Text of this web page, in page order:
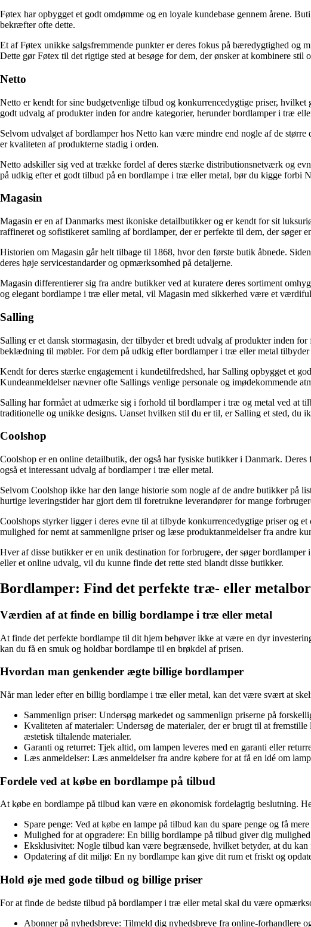
Føtex har opbygget et godt omdømme og en loyale kundebase gennem årene.
bekræfter ofte dette.
Et af Føtex unikke salgsfremmende punkter er deres fokus på bæredygtighed og
Dette gør Føtex til det rigtige sted at besøge for dem, der ønsker at kombinere stil
Netto
Netto er kendt for sine budgetvenlige tilbud og konkurrencedygtige priser,
godt udvalg af produkter inden for andre kategorier, herunder bordlamper i træ
Selvom udvalget af bordlamper hos Netto kan være mindre end nogle af de
er kvaliteten af produkterne stadig i orden.
Netto adskiller sig ved at trække fordel af deres stærke distributionsnetværk og
på udkig efter et godt tilbud på en bordlampe i træ eller metal, bør du kigge forbi
Magasin
Magasin er en af Danmarks mest ikoniske detailbutikker og er kendt for sit
raffineret og sofistikeret samling af bordlamper, der er perfekte til dem, der søger
Historien om Magasin går helt tilbage til 1868, hvor den første butik åbnede.
deres høje servicestandarder og opmærksomhed på detaljerne.
Magasin differentierer sig fra andre butikker ved at kuratere deres sortiment
og elegant bordlampe i træ eller metal, vil Magasin med sikkerhed være et
Salling
Salling er et dansk stormagasin, der tilbyder et bredt udvalg af produkter inden
beklædning til møbler. For dem på udkig efter bordlamper i træ eller metal tilbyder
Kendt for deres stærke engagement i kundetilfredshed, har Salling opbygget et
Kundeanmeldelser nævner ofte Sallings venlige personale og imødekommende
Salling har formået at udmærke sig i forhold til bordlamper i træ og metal ved at
traditionelle og unikke designs. Uanset hvilken stil du er til, er Salling et sted, du
Coolshop
Coolshop er en online detailbutik, der også har fysiske butikker i Danmark.
også et interessant udvalg af bordlamper i træ eller metal.
Selvom Coolshop ikke har den lange historie som nogle af de andre butikker på
hurtige leveringstider har gjort dem til foretrukne leverandører for mange
Coolshops styrker ligger i deres evne til at tilbyde konkurrencedygtige priser og
mulighed for nemt at sammenligne priser og læse produktanmeldelser fra andre
Hver af disse butikker er en unik destination for forbrugere, der søger
eller et online udvalg, vil du kunne finde det rette sted blandt disse butikker.
Bordlamper: Find det perfekte træ- eller
Værdien af ​​at finde en billig bordlampe i træ eller metal
At finde det perfekte bordlampe til dit hjem behøver ikke at være en dyr
kan du få en smuk og holdbar bordlampe til en brøkdel af prisen.
Hvordan man genkender ægte billige bordlamper
Når man leder efter en billig bordlampe i træ eller metal, kan det være svært at
Sammenlign priser: Undersøg markedet og sammenlign priserne på
Kvaliteten af ​​materialer: Undersøg de materialer, der er brugt til at
æstetisk tiltalende materialer.
Garanti og returret: Tjek altid, om lampen leveres med en garanti eller
Læs anmeldelser: Læs anmeldelser fra andre købere for at få en idé om
Fordele ved at købe en bordlampe på tilbud
At købe en bordlampe på tilbud kan være en økonomisk fordelagtig beslutning.
Spare penge: Ved at købe en lampe på tilbud kan du spare penge og få
Mulighed for at opgradere: En billig bordlampe på tilbud giver dig
Eksklusivitet: Nogle tilbud kan være begrænsede, hvilket betyder, at du
Opdatering af dit miljø: En ny bordlampe kan give dit rum et friskt og
Hold øje med gode tilbud og billige priser
For at finde de bedste tilbud på bordlamper i træ eller metal skal du være
Abonner på nyhedsbreve: Tilmeld dig nyhedsbreve fra online-forhandlere